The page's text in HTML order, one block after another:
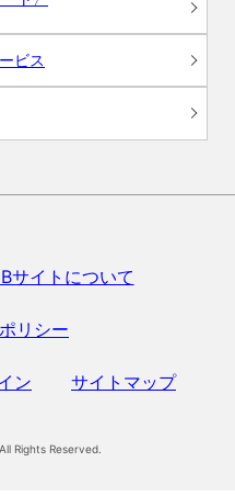
ビス
サイトについて
リシー
ン サイトマップ
Rights Reserved.